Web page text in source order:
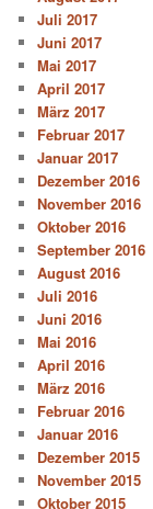
Juli 2017
Juni 2017
Mai 2017
April 2017
März 2017
Februar 2017
Januar 2017
Dezember 2016
November 2016
Oktober 2016
September 2016
August 2016
Juli 2016
Juni 2016
Mai 2016
April 2016
März 2016
Februar 2016
Januar 2016
Dezember 2015
November 2015
Oktober 2015